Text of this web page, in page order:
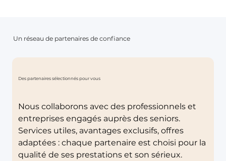
Un réseau de partenaires de confiance
Des partenaires sélectionnés pour vous
Nous collaborons avec des professionnels et
entreprises engagés auprès des seniors.
Services utiles, avantages exclusifs, offres
adaptées : chaque partenaire est choisi pour la
qualité de ses prestations et son sérieux.